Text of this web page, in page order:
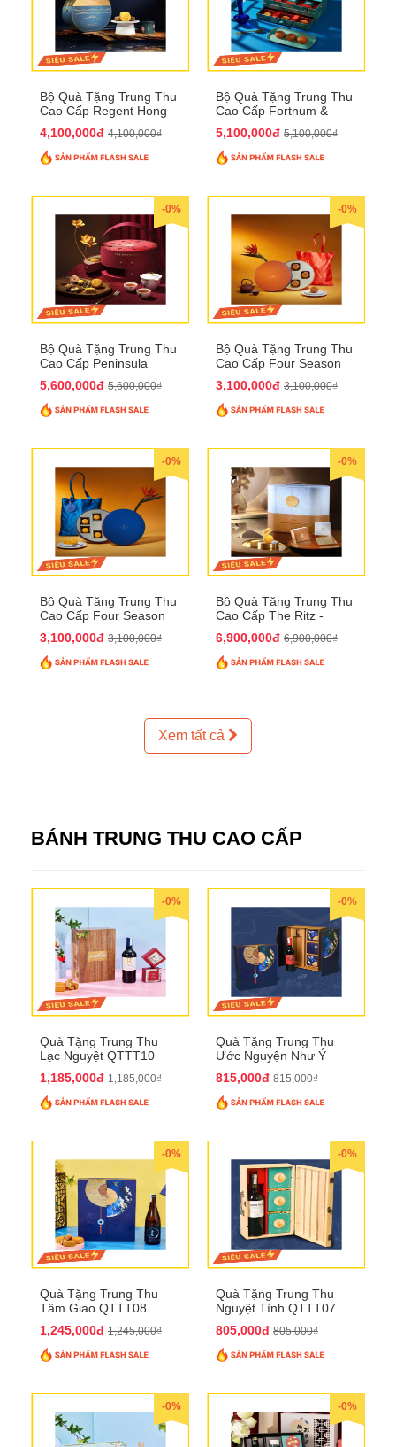
Bộ Quà Tặng Trung Thu
Cao Cấp Regent Hong
4,100,000đ 4,100,000₫
Bộ Quà Tặng Trung Thu
Cao Cấp Fortnum &
5,100,000đ 5,100,000₫
-0%
Bộ Quà Tặng Trung Thu
Cao Cấp Peninsula
5,600,000đ 5,600,000₫
-0%
Bộ Quà Tặng Trung Thu
Cao Cấp Four Season
3,100,000đ 3,100,000₫
-0%
Bộ Quà Tặng Trung Thu
Cao Cấp Four Season
3,100,000đ 3,100,000₫
-0%
Bộ Quà Tặng Trung Thu
Cao Cấp The Ritz -
6,900,000đ 6,900,000₫
Xem tất cả
BÁNH TRUNG THU CAO CẤP
-0%
Quà Tặng Trung Thu
Lạc Nguyệt QTTT10
1,185,000đ 1,185,000₫
-0%
Quà Tặng Trung Thu
Ước Nguyện Như Ý
815,000đ 815,000₫
-0%
Quà Tặng Trung Thu
Tâm Giao QTTT08
1,245,000đ 1,245,000₫
-0%
Quà Tặng Trung Thu
Nguyệt Tình QTTT07
805,000đ 805,000₫
-0% -0%